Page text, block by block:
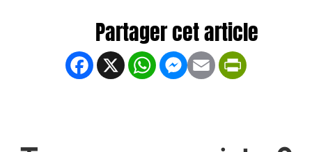
Facebook
X WhatsApp
Messenger
Email